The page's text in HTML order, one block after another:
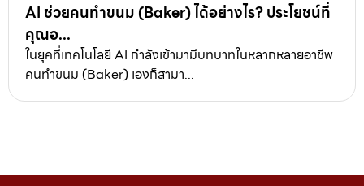
AI ช่วยคนทำขนม (Baker) ได้อย่างไร? ประโยชน์ที่
คุณอ...
ในยุคที่เทคโนโลยี AI กำลังเข้ามามีบทบาทในหลากหลายอาชีพ
คนทำขนม (Baker) เองก็สามา...